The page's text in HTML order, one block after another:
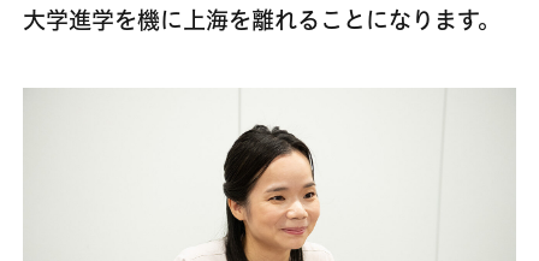
大学進学を機に上海を離れることになります。